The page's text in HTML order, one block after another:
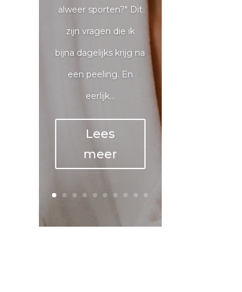
alweer sporten?" Dit
zijn vragen die ik
bijna dagelijks krijg na
een peeling. En
eerlijk...
Lees
meer